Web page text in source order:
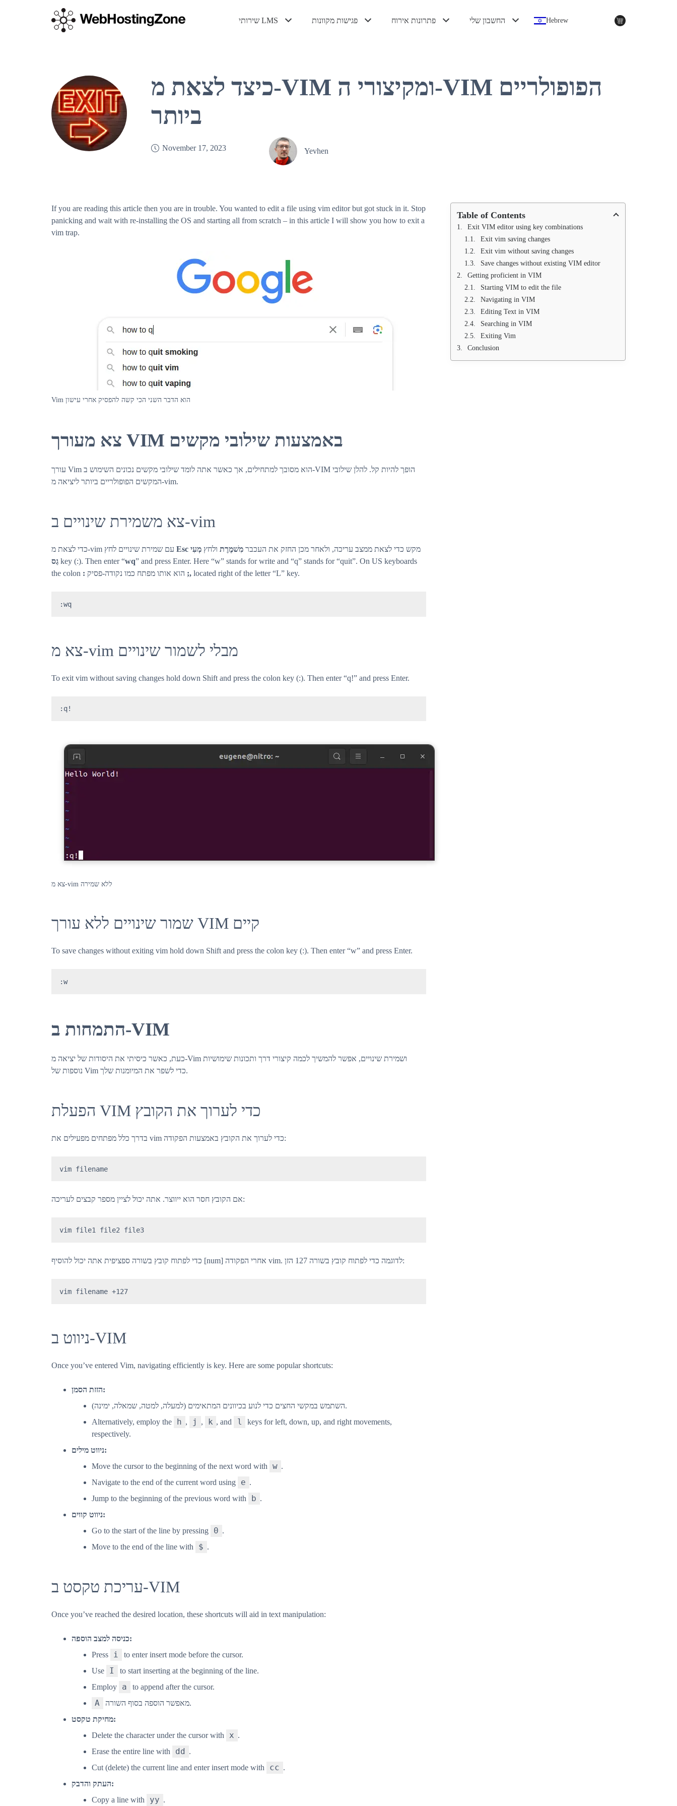
שירותי LMS פגישות מקוונות פתרונות אירוח החשבון שלי Hebrew
כיצד לצאת מ-VIM ומקיצורי ה-VIM הפופולריים
ביותר
November 17, 2023 Yevhen
If you are reading this article then you are in trouble. You wanted to edit a file using vim editor but got stuck in it. Stop
panicking and wait with re-installing the OS and starting all from scratch – in this article I will show you how to exit a
vim trap.
Vim הוא הדבר השני הכי קשה להפסיק אחרי עישון
צא מעורך VIM באמצעות שילובי מקשים
עורך Vim הוא מסובך למתחילים, אך כאשר אתה לומד שילובי מקשים נכונים השימוש ב-VIM הופך להיות קל. להלן שילובי
המקשים הפופולריים ביותר ליציאה מ-vim.
צא משמירת שינויים ב-vim
Esc מקש כדי לצאת ממצב עריכה, ולאחר מכן החזק את העכבר מִשׁמֶרֶת ולחץ מְעִי
גַס key (:). Then enter “wq” and press Enter. Here “w” stands for write and “q” stands for “quit”. On US keyboards
the colon : ;, located right of the letter “L” key.
:wq
צא מ-vim מבלי לשמור שינויים
To exit vim without saving changes hold down Shift and press the colon key (:). Then enter “q!” and press Enter.
:q!
צא מ-vim ללא שמירה
שמור שינויים ללא עורך VIM קיים
To save changes without exiting vim hold down Shift and press the colon key (:). Then enter “w” and press Enter.
:w
התמחות ב-VIM
כעת, כאשר כיסיתי את היסודות של יציאה מ-Vim ושמירת שינויים, אפשר להמשיך לכמה קיצורי דרך ותכונות שימושיות
נוספות של Vim כדי לשפר את המיומנות שלך.
הפעלת VIM כדי לערוך את הקובץ
בדרך כלל מפתחים מפעילים את vim כדי לערוך את הקובץ באמצעות הפקודה:
vim filename
אם הקובץ חסר הוא ייווצר. אתה יכול לציין מספר קבצים לעריכה:
vim file1 file2 file3
כדי לפתוח קובץ בשורה ספציפית אתה יכול להוסיף [num] אחרי הפקודה vim. לדוגמה כדי לפתוח קובץ בשורה 127 הזן:
vim filename +127
ניווט ב-VIM
Once you’ve entered Vim, navigating efficiently is key. Here are some popular shortcuts:
הזזת הסמן:
השתמש במקשי החצים כדי לנוע בכיוונים המתאימים (למעלה, למטה, שמאלה, ימינה).
Alternatively, employ the
h , j , k , and l
keys for left, down, up, and right movements,
respectively.
ניווט מילים:
Move the cursor to the beginning of the next word with
w .
Navigate to the end of the current word using
e .
Jump to the beginning of the previous word with
b .
ניווט קווים:
Go to the start of the line by pressing
0 .
Move to the end of the line with
$ .
עריכת טקסט ב-VIM
Once you’ve reached the desired location, these shortcuts will aid in text manipulation:
כניסה למצב הוספה:
Press
i
to enter insert mode before the cursor.
Use
I
to start inserting at the beginning of the line.
Employ
a to append after the cursor.
A
מאפשר הוספה בסוף השורה.
מחיקת טקסט:
Delete the character under the cursor with
x .
Erase the entire line with
dd .
Cut (delete) the current line and enter insert mode with
cc .
העתק והדבק:
Copy a line with
yy .
Table of Contents
Exit VIM editor using key combinations
Exit vim saving changes
Exit vim without saving changes
Save changes without existing VIM editor
Getting proficient in VIM
Starting VIM to edit the file
Navigating in VIM
Editing Text in VIM
Searching in VIM
Exiting Vim
Conclusion